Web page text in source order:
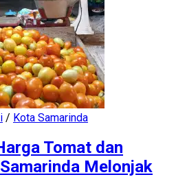
/ Kota Samarinda
Tomat dan
Melonjak